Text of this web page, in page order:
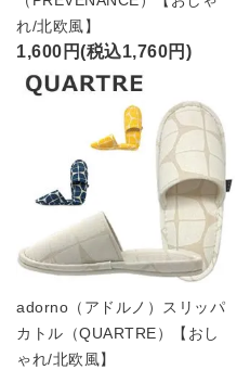
れ/北欧風】
1,600円(税込1,760円)
adorno（アドルノ）スリッパ
カトル（QUARTRE）【おし
ゃれ/北欧風】